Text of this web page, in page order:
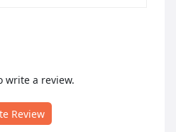
write a review.
Review